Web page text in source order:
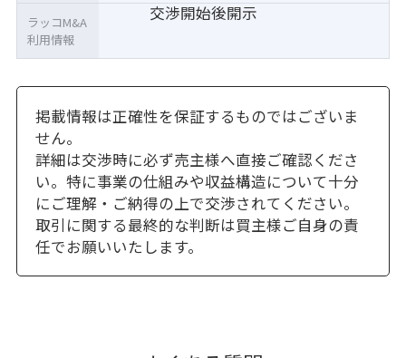
交渉開始後開示
ラッコM&A
利用情報
掲載情報は正確性を保証するものではございま
せん。
詳細は交渉時に必ず売主様へ直接ご確認くださ
い。特に事業の仕組みや収益構造について十分
にご理解・ご納得の上で交渉されてください。
取引に関する最終的な判断は買主様ご自身の責
任でお願いいたします。